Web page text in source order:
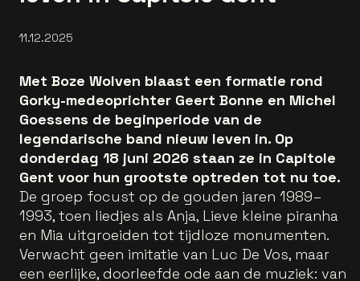
11.12.2025
Met Boze Wolven blaast een formatie rond
Gorky-medeoprichter Geert Bonne en Michel
Goessens de beginperiode van de
legendarische band nieuw leven in. Op
donderdag 18 juni 2026 staan ze in Capitole
Gent voor hun grootste optreden tot nu toe.
De groep focust op de gouden jaren 1989–
1993, toen liedjes als Anja, Lieve kleine piranha
en Mia uitgroeiden tot tijdloze monumenten.
Verwacht geen imitatie van Luc De Vos, maar
een eerlijke, doorleefde ode aan de muziek: van